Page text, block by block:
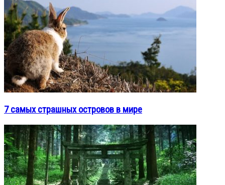
7 самых страшных островов в мире